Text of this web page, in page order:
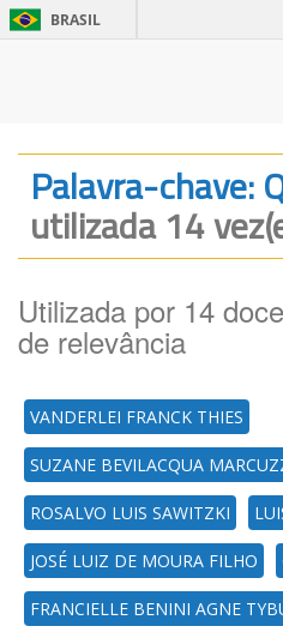
BRASIL
Palavra-chave:
utilizada 14
Utilizada por 14
de relevância
VANDERLEI FRANCK THIES
SUZANE BEVILACQUA
ROSALVO LUIS SAWITZKI
JOSÉ LUIZ DE MOURA FILHO
FRANCIELLE BENINI AGNE